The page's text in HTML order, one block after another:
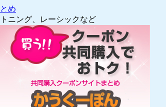
め
ニング、レーシックなど